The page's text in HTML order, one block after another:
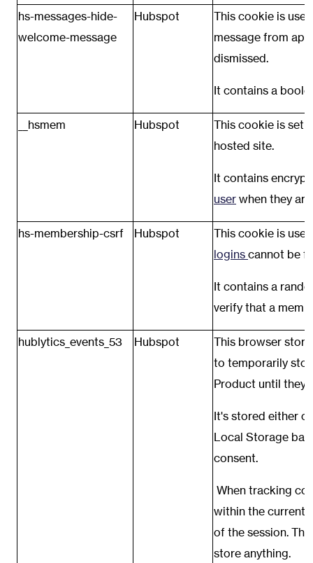
hs-messages-hide-
welcome-message
Hubspot
This cookie is
message from
dismissed.
It contains a
__hsmem Hubspot
This cookie is set
hosted site.
It contains
user when they
hs-membership-csrf Hubspot
This cookie is
logins cannot be
It contains a
verify that a
hublytics_events_53 Hubspot
This browser
to temporarily
Product until they
It's stored either
Local Storage
consent.
When tracking
within the current
of the session.
store anything.